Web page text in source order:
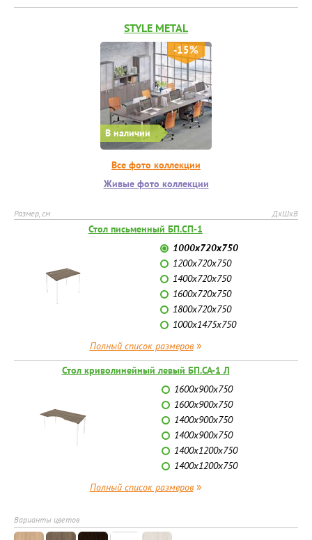
STYLE METAL
В наличии
-15%
Все фото коллекции
Живые фото коллекции
Размер, см ДхШхВ
Стол письменный БП.СП-1
1000х720х750
1200х720х750
1400х720х750
1600х720х750
1800х720х750
1000х1475х750
Полный список размеров»
Стол криволинейный левый БП.СА-1 Л
1600х900х750
1600х900х750
1400х900х750
1400х900х750
1400х1200х750
1400х1200х750
Полный список размеров»
Варианты цветов